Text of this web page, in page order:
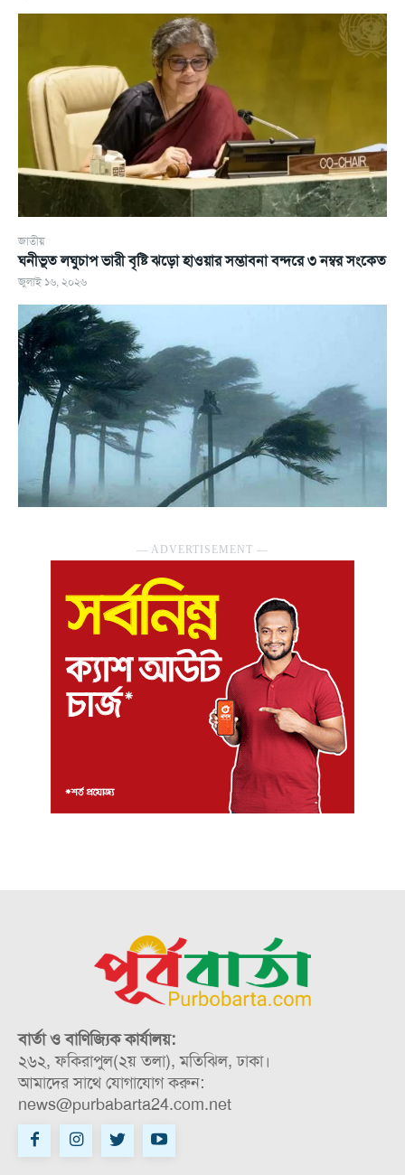
জাতীয়
ঘনীভূত লঘুচাপ ভারী বৃষ্টি ঝড়ো হাওয়ার সম্ভাবনা বন্দরে ৩ নম্বর সংকেত
জুলাই ১৬, ২০২৬
― ADVERTISEMENT ―
বার্তা ও বাণিজ্যিক কার্যালয়:
২৬২, ফকিরাপুল(২য় তলা), মতিঝিল, ঢাকা।
আমাদের সাথে যোগাযোগ করুন:
news@purbabarta24.com.net